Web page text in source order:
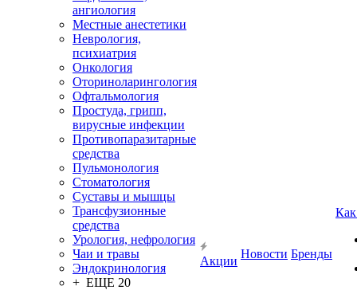
ангиология
Местные анестетики
Неврология,
психиатрия
Онкология
Оториноларингология
Офтальмология
Простуда, грипп,
вирусные инфекции
Противопаразитарные
средства
Пульмонология
Стоматология
Суставы и мышцы
Трансфузионные
средства
Урология, нефрология
Чаи и травы
Эндокринология
+ ЕЩЕ 20
Акции
Новости Бренды